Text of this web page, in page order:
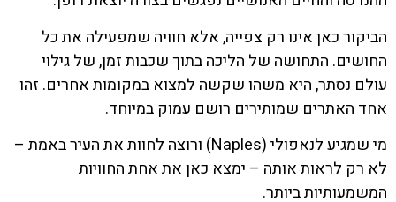
הביקור כאן אינו רק צפייה, אלא חוויה שמפעילה את כל
החושים. התחושה של הליכה בתוך שכבות זמן, של גילוי
עולם נסתר, היא משהו שקשה למצוא במקומות אחרים. זהו
אחד האתרים שמותירים רושם עמוק במיוחד.
מי שמגיע לנאפולי (Naples) ורוצה לחוות את העיר באמת –
לא רק לראות אותה – ימצא כאן את אחת החוויות
המשמעותיות ביותר.